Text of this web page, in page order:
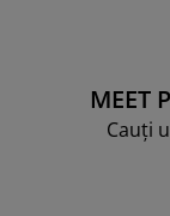
MEET
Cauți